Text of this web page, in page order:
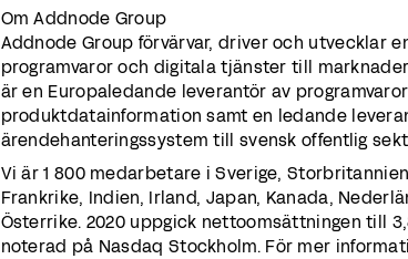
Om Addnode Group
Addnode Group förvärvar, driver och utvecklar
programvaror och digitala tjänster till
är en Europaledande leverantör av
produktdatainformation samt en ledande
ärendehanteringssystem till svensk offentlig
Vi är 1 800 medarbetare i Sverige,
Frankrike, Indien, Irland, Japan, Kanada,
Österrike. 2020 uppgick nettoomsättningen till
noterad på Nasdaq Stockholm. För mer